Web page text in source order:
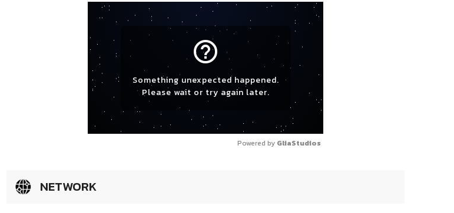
help_outline
Something unexpected happened.
Please wait or try again later.
Powered by GliaStudios
NETWORK